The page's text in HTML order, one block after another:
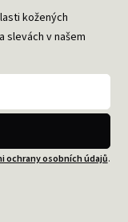
kožených
slevách v našem
ochrany osobních údajů.